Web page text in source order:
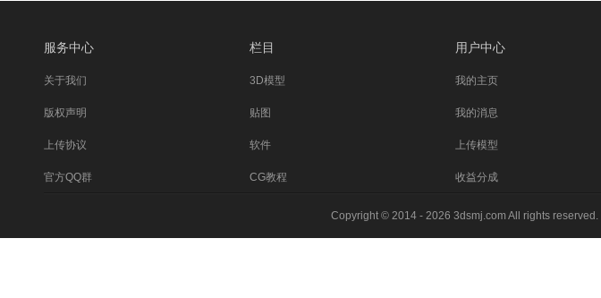
服务中心
关于我们
版权声明
上传协议
官方QQ群
栏目
3D模型
贴图
软件
CG教程
用户中心
我的主页
我的消息
上传模型
收益分成
Copyright © 2014 - 2026 3dsmj.com All rights reserved.